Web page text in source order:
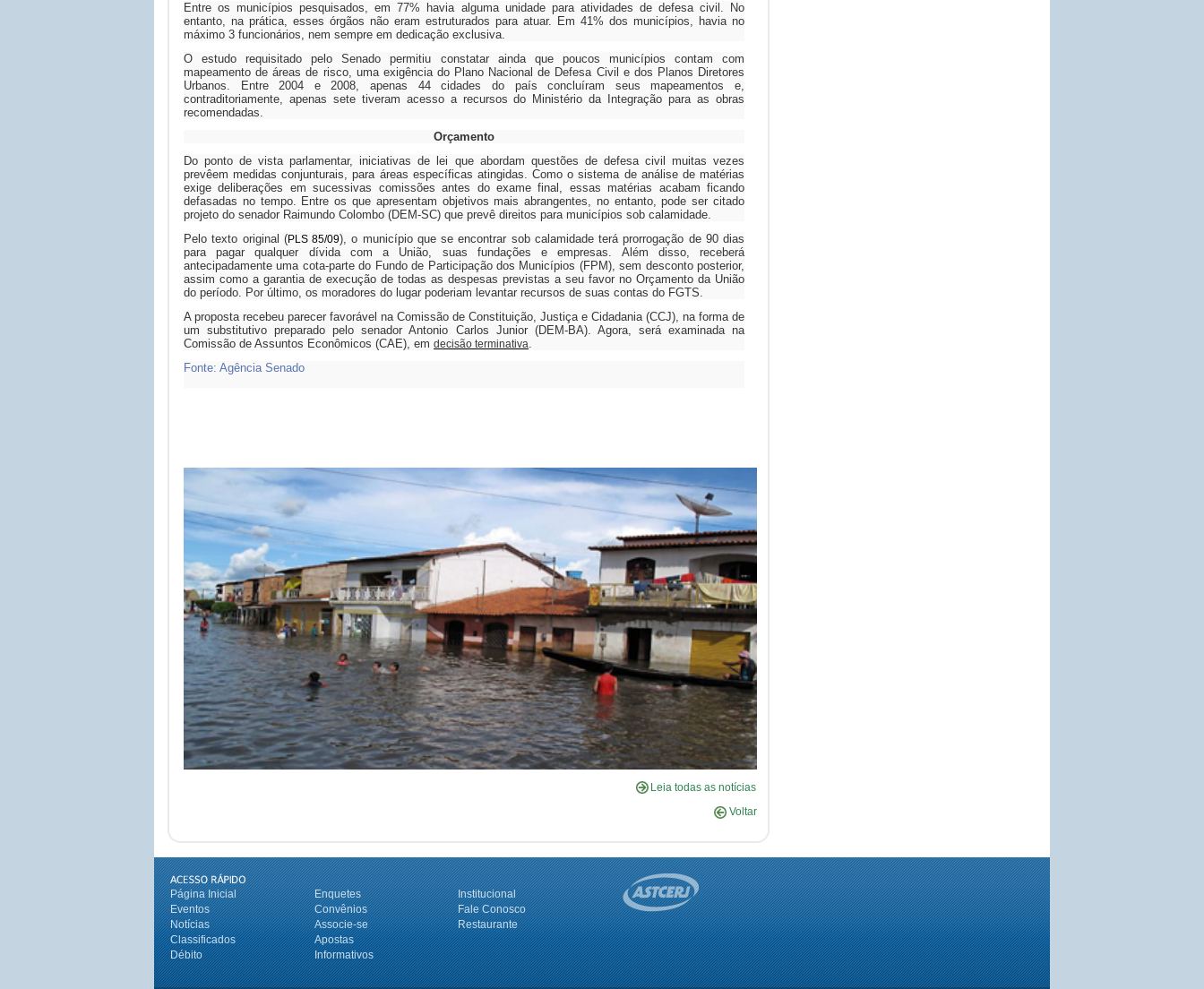
Entre os municípios pesquisados, em 77% havia alguma unidade para atividades de defesa civil. No
entanto, na prática, esses órgãos não eram estruturados para atuar. Em 41% dos municípios, havia no
máximo 3 funcionários, nem sempre em dedicação exclusiva.
O estudo requisitado pelo Senado permitiu constatar ainda que poucos municípios contam com
mapeamento de áreas de risco, uma exigência do Plano Nacional de Defesa Civil e dos Planos Diretores
Urbanos. Entre 2004 e 2008, apenas 44 cidades do país concluíram seus mapeamentos e,
contraditoriamente, apenas sete tiveram acesso a recursos do Ministério da Integração para as obras
recomendadas.
Orçamento
Do ponto de vista parlamentar, iniciativas de lei que abordam questões de defesa civil muitas vezes
prevêem medidas conjunturais, para áreas específicas atingidas. Como o sistema de análise de matérias
exige deliberações em sucessivas comissões antes do exame final, essas matérias acabam ficando
defasadas no tempo. Entre os que apresentam objetivos mais abrangentes, no entanto, pode ser citado
projeto do senador Raimundo Colombo (DEM-SC) que prevê direitos para municípios sob calamidade.
Pelo texto original (PLS 85/09), o município que se encontrar sob calamidade terá prorrogação de 90 dias
para pagar qualquer dívida com a União, suas fundações e empresas. Além disso, receberá
antecipadamente uma cota-parte do Fundo de Participação dos Municípios (FPM), sem desconto posterior,
assim como a garantia de execução de todas as despesas previstas a seu favor no Orçamento da União
do período. Por último, os moradores do lugar poderiam levantar recursos de suas contas do FGTS.
A proposta recebeu parecer favorável na Comissão de Constituição, Justiça e Cidadania (CCJ), na forma de
um substitutivo preparado pelo senador Antonio Carlos Junior (DEM-BA). Agora, será examinada na
Comissão de Assuntos Econômicos (CAE), em decisão terminativa.
Fonte: Agência Senado
Leia todas as notícias
Voltar
Página Inicial Enquetes
Institucional
Eventos
Convênios
Fale Conosco
Notícias
Associe-se
Restaurante
Classificados
Apostas
Débito
Informativos